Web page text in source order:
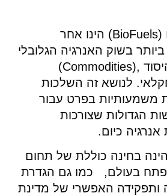
נושא הביו-דלקים (BioFuels) הינו אחר
בשוק האנרגיה הגלובלי
ובשווקי סחורות היסוד ,(Commodities)
לנושא זה השלכות
משמעותיות בפרט עבור
הגדולות שצורכות
אנרגיה כיום.
בחינה כוללת של תחום
בעולם, כמו גם הגדרת
ותפקידה האפשרי של מדינת